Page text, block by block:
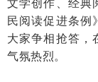
民阅读促进条例
大家争相抢答，
气氛热烈。